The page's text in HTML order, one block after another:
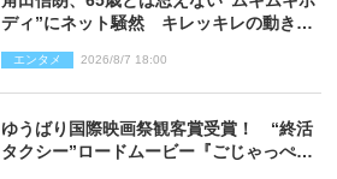
ディ”にネット騒然 キレッキレの動きを
エンタメ 2026/8/7 18:00
ゆうばり国際映画祭観客賞受賞！ “終活
タクシー”ロードムービー『ごじゃっぺタ